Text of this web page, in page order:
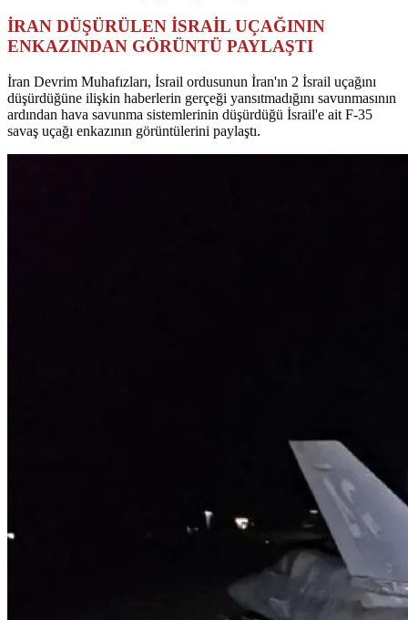
İRAN DÜŞÜRÜLEN İSRAİL UÇAĞININ
ENKAZINDAN GÖRÜNTÜ PAYLAŞTI
İran Devrim Muhafızları, İsrail ordusunun İran'ın 2 İsrail uçağını
düşürdüğüne ilişkin haberlerin gerçeği yansıtmadığını savunmasının
ardından hava savunma sistemlerinin düşürdüğü İsrail'e ait F-35
savaş uçağı enkazının görüntülerini paylaştı.